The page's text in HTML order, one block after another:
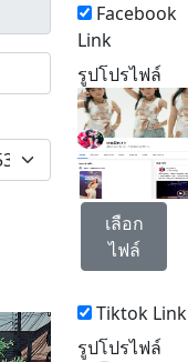
Facebook
Link
รูปโปรไฟล์
เลือก
ไฟล์
Tiktok Link
รูปโปรไฟล์